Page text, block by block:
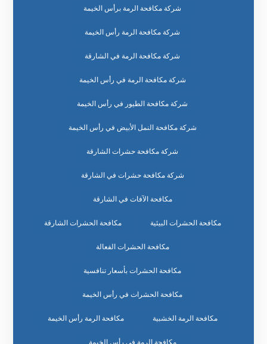
شركة مكافحة الرمة برأس الخيمة
شركة مكافحة الرمة رأس الخيمة
شركة مكافحة الرمة في الشارقة
شركة مكافحة الرمة في رأس الخيمة
شركة مكافحة الطيور في رأس الخيمة
شركة مكافحة النمل الأبيض في رأس الخيمة
شركة مكافحة حشرات الشارقة
شركة مكافحة حشرات في الشارقة
مكافحة الآفات في الشارقة
مكافحة الحشرات البيئية مكافحة الحشرات الشارقة
مكافحة الحشرات الفعالة
مكافحة الحشرات بأسعار تنافسية
مكافحة الحشرات في رأس الخيمة
مكافحة الرمة الخشبية مكافحة الرمة رأس الخيمة